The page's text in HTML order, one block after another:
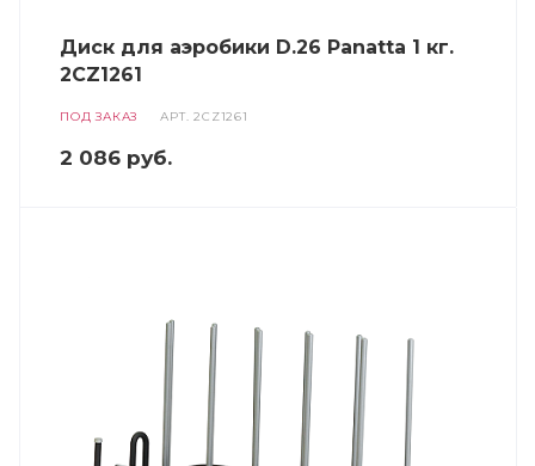
Диск для аэробики D.26 Panatta 1 кг.
2CZ1261
ПОД ЗАКАЗ АРТ.2CZ1261
2 086 руб.